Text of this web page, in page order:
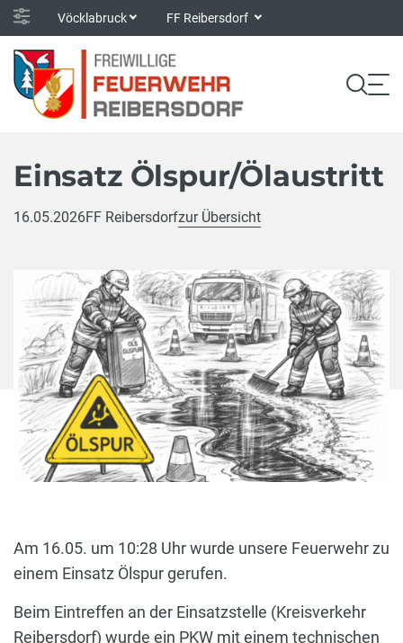
Vöcklabruck FF Reibersdorf
Einsatz Ölspur/Ölaustritt
16.05.2026FF Reibersdorfzur Übersicht
Am 16.05. um 10:28 Uhr wurde unsere Feuerwehr zu
einem Einsatz Ölspur gerufen.
Beim Eintreffen an der Einsatzstelle (Kreisverkehr
Reibersdorf) wurde ein PKW mit einem technischen